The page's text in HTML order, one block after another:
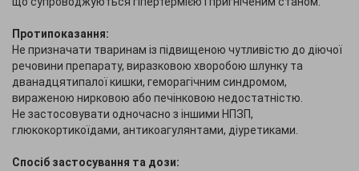
Протипоказання:
Не призначати тваринам із підвищеною чутливістю до діючої
речовини препарату, виразковою хворобою шлунку та
дванадцятипалої кишки, геморагічним синдромом,
вираженою нирковою або печінковою недостатністю.
Не застосовувати одночасно з іншими НПЗП,
глюкокортикоїдами, антикоагулянтами, діуретиками.
Спосіб застосування та дози: